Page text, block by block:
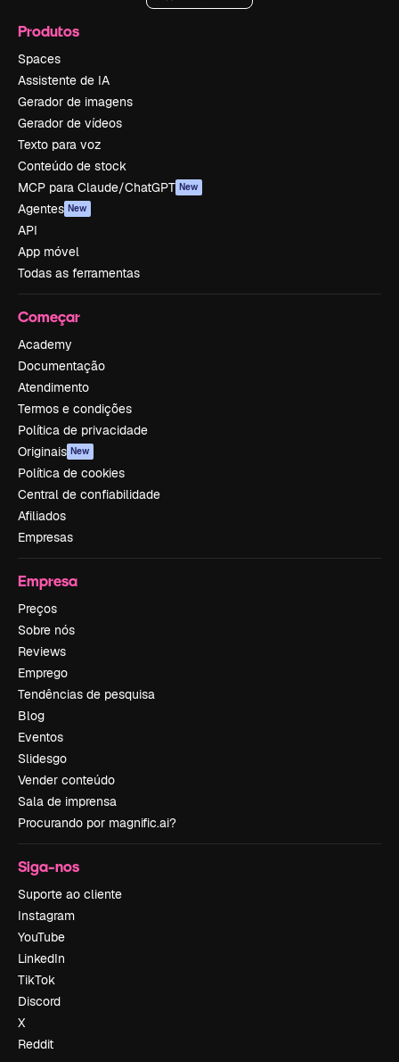
Produtos
Spaces
Assistente de IA
Gerador de imagens
Gerador de vídeos
Texto para voz
Conteúdo de stock
MCP para Claude/ChatGPT New
Agentes New
API
App móvel
Todas as ferramentas
Começar
Academy
Documentação
Atendimento
Termos e condições
Política de privacidade
Originais New
Política de cookies
Central de confiabilidade
Afiliados
Empresas
Empresa
Preços
Sobre nós
Reviews
Emprego
Tendências de pesquisa
Blog
Eventos
Slidesgo
Vender conteúdo
Sala de imprensa
Procurando por magnific.ai?
Siga-nos
Suporte ao cliente
Instagram
YouTube
LinkedIn
TikTok
Discord
X
Reddit